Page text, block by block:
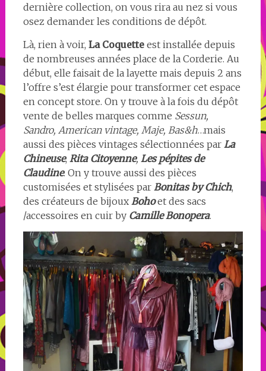
dernière collection, on vous rira au nez si vous
osez demander les conditions de dépôt.
Là, rien à voir, La Coquetteest installée depuis
de nombreuses années place de la Corderie. Au
début, elle faisait de la layette mais depuis 2 ans
l’offre s’est élargie pour transformer cet espace
en concept store. On y trouve à la fois du dépôt
vente de belles marques comme Sessun,
Sandro, American vintage, Maje, Bas&h…mais
aussi des pièces vintages sélectionnées par La
Chineuse, Rita Citoyenne, Les pépites de
Claudine. On y trouve aussi des pièces
customisées et stylisées par Bonitas by Chich,
des créateurs de bijoux Bohoet des sacs
/accessoires en cuir by Camille Bonopera.